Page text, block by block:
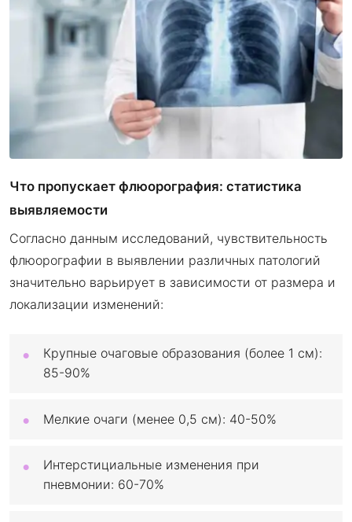
Что пропускает флюорография: статистика
выявляемости
Согласно данным исследований, чувствительность
флюорографии в выявлении различных патологий
значительно варьирует в зависимости от размера и
локализации изменений:
Крупные очаговые образования (более 1 см):
85-90%
Мелкие очаги (менее 0,5 см): 40-50%
Интерстициальные изменения при
пневмонии: 60-70%